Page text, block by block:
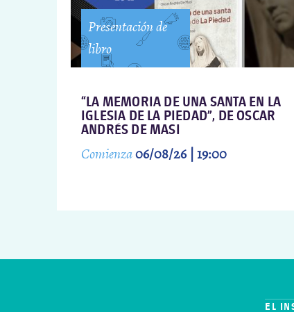
Presentación de
libro
“LA MEMORIA DE UNA SANTA EN LA
IGLESIA DE LA PIEDAD”, DE OSCAR
ANDRÉS DE MASI
Comienza06/08/26 | 19:00
EL